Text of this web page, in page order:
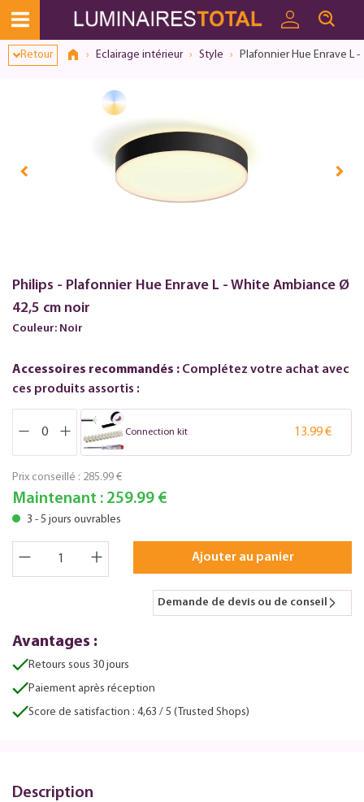
Retour Eclairage intérieur Style Plafonnier Hue Enrave L
Philips - Plafonnier Hue Enrave L - White Ambiance Ø
42,5 cm noir
Couleur: Noir
Accessoires recommandés : Complétez votre achat avec
ces produits assortis :
Connection kit 13.99 €
Prix conseillé : 285.99 €
Maintenant : 259.99 €
3 - 5 jours ouvrables
Ajouter au panier
Demande de devis ou de conseil
Avantages :
Retours sous 30 jours
Paiement après réception
Score de satisfaction : 4,63 / 5 (Trusted Shops)
Description